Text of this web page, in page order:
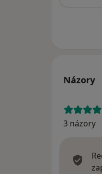
Názory
3 názory